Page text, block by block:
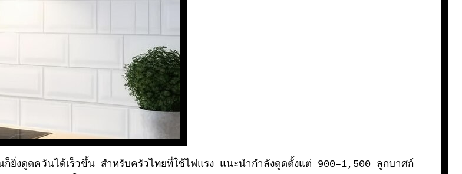
ยิ่งดูดควันได้เร็วขึ้น สำหรับครัวไทยที่ใช้ไฟแรง แนะนำกำลังดูดตั้งแต่ 900–1,500 ลูกบาศก์